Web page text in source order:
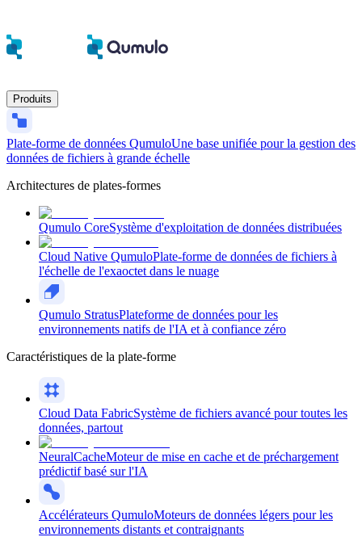
Produits
Plate-forme de données QumuloUne base unifiée pour la gestion des
données de fichiers à grande échelle
Architectures de plates-formes
Qumulo CoreSystème d'exploitation de données distribuées
Cloud Native QumuloPlate-forme de données de fichiers à
l'échelle de l'exaoctet dans le nuage
Qumulo StratusPlateforme de données pour les
environnements natifs de l'IA et à confiance zéro
Caractéristiques de la plate-forme
Cloud Data FabricSystème de fichiers avancé pour toutes les
données, partout
NeuralCacheMoteur de mise en cache et de préchargement
prédictif basé sur l'IA
Accélérateurs QumuloMoteurs de données légers pour les
environnements distants et contraignants